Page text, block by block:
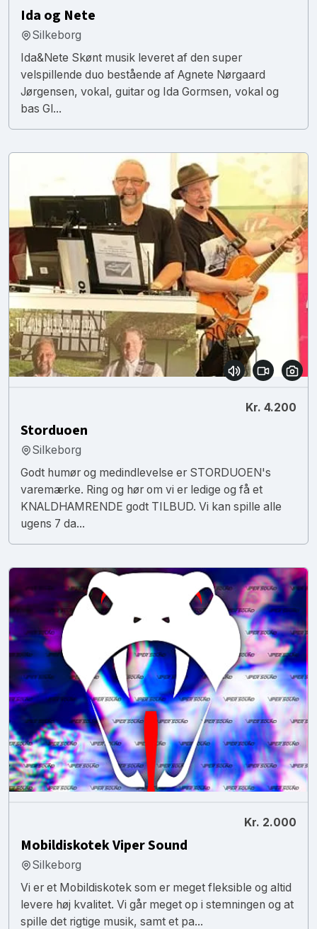
Ida og Nete
Silkeborg
Ida&Nete Skønt musik leveret af den super
velspillende duo bestående af Agnete Nørgaard
Jørgensen, vokal, guitar og Ida Gormsen, vokal og
bas Gl...
Kr. 4.200
Storduoen
Silkeborg
Godt humør og medindlevelse er STORDUOEN's
varemærke. Ring og hør om vi er ledige og få et
KNALDHAMRENDE godt TILBUD. Vi kan spille alle
ugens 7 da...
Kr. 2.000
Mobildiskotek Viper Sound
Silkeborg
Vi er et Mobildiskotek som er meget fleksible og altid
levere høj kvalitet. Vi går meget op i stemningen og at
spille det rigtige musik, samt et pa...